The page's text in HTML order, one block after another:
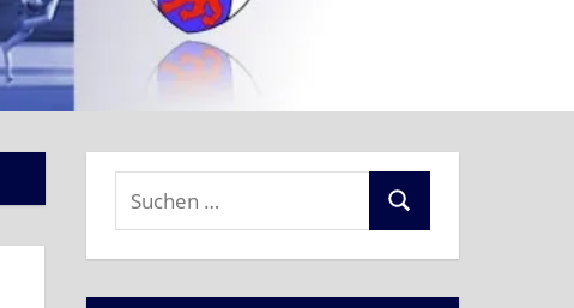
Suchen
Suchen